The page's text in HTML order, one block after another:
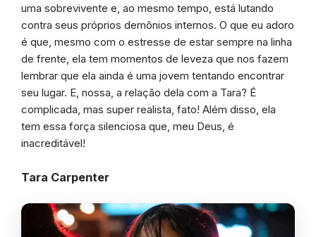
uma sobrevivente e, ao mesmo tempo, está lutando
contra seus próprios demônios internos. O que eu adoro
é que, mesmo com o estresse de estar sempre na linha
de frente, ela tem momentos de leveza que nos fazem
lembrar que ela ainda é uma jovem tentando encontrar
seu lugar. E, nossa, a relação dela com a Tara? É
complicada, mas super realista, fato! Além disso, ela
tem essa força silenciosa que, meu Deus, é
inacreditável!
Tara Carpenter